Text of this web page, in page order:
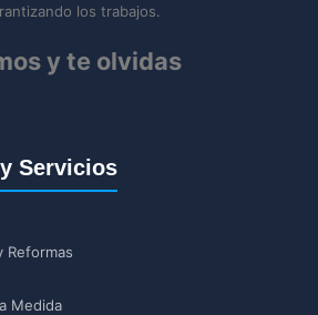
los trabajos.
y te olvidas
Servicios
Reformas
Medida